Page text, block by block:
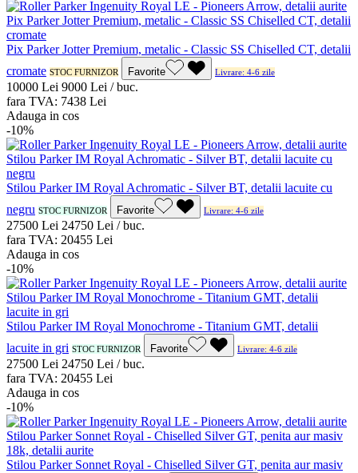
Pix Parker Jotter Premium, metalic - Classic SS Chiselled CT, detalii
cromate STOC FURNIZOR Favorite Livrare: 4-6 zile
10000 Lei 9000 Lei / buc.
fara TVA: 7438 Lei
Adauga in cos
-10%
Stilou Parker IM Royal Achromatic - Silver BT, detalii lacuite cu
negru STOC FURNIZOR Favorite Livrare: 4-6 zile
27500 Lei 24750 Lei / buc.
fara TVA: 20455 Lei
Adauga in cos
-10%
Stilou Parker IM Royal Monochrome - Titanium GMT, detalii
lacuite in gri STOC FURNIZOR Favorite Livrare: 4-6 zile
27500 Lei 24750 Lei / buc.
fara TVA: 20455 Lei
Adauga in cos
-10%
Stilou Parker Sonnet Royal - Chiselled Silver GT, penita aur masiv